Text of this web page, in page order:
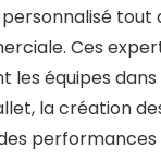
personnalisé tout
Ces
les équipes
la création
performances